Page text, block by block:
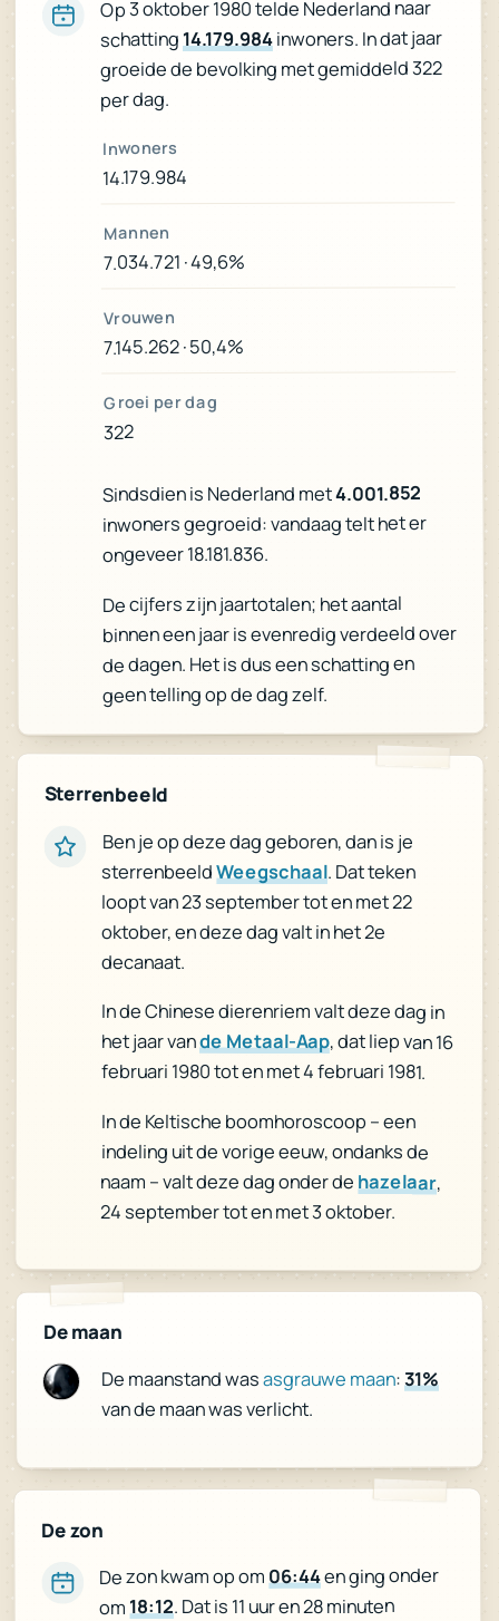
Op 3 oktober 1980 telde Nederland naar
schatting 14.179.984inwoners. In dat jaar
groeide de bevolking met gemiddeld 322
per dag.
Inwoners
14.179.984
Mannen
7.034.721 · 49,6%
Vrouwen
7.145.262 · 50,4%
Groei per dag
322
Sindsdien is Nederland met4.001.852
inwoners gegroeid: vandaag telt het er
ongeveer 18.181.836.
De cijfers zijn jaartotalen; het aantal
binnen een jaar is evenredig verdeeld over
de dagen. Het is dus een schatting en
geen telling op de dag zelf.
Sterrenbeeld
Ben je op deze dag geboren, dan is je
sterrenbeeldWeegschaal. Dat teken
loopt van 23 september tot en met 22
oktober, en deze dag valt in het 2e
decanaat.
In de Chinese dierenriem valt deze dag in
het jaar vande Metaal-Aap, dat liep van 16
februari 1980 tot en met 4 februari 1981.
In de Keltische boomhoroscoop – een
indeling uit de vorige eeuw, ondanks de
naam – valt deze dag onder de hazelaar,
24 september tot en met 3 oktober.
De maan
De maanstand wasasgrauwe maan:31%
van de maan was verlicht.
De zon
De zon kwam op om06:44en ging onder
om 18:12. Dat is 11 uur en 28 minuten